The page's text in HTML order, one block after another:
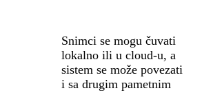
Snimci se mogu čuvati
lokalno ili u cloud-u, a
sistem se može povezati
i sa drugim pametnim